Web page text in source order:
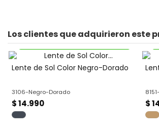
Los clientes que adquirieron este
Lente de Sol Color Negro-Dorado
3106-Negro-Dorado
$ 14.990 $